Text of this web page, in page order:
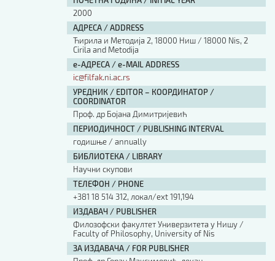
2000
АДРЕСА / ADDRESS
Ћирила и Методија 2, 18000 Ниш / 18000 Nis, 2
Cirila and Metodija
е-АДРЕСА / e-MAIL ADDRESS
ic@filfak.ni.ac.rs
УРЕДНИК / EDITOR – КООРДИНАТОР /
COORDINATOR
Проф. др Бојана Димитријевић
ПЕРИОДИЧНОСТ / PUBLISHING INTERVAL
годишње / annually
БИБЛИОТЕКА / LIBRARY
Научни скупови
ТЕЛЕФОН / PHONE
+381 18 514 312, локал/ext 191,194
ИЗДАВАЧ / PUBLISHER
Филозофски факултет Универзитета у Нишу /
Faculty of Philosophy, University of Nis
ЗА ИЗДАВАЧА / FOR PUBLISHER